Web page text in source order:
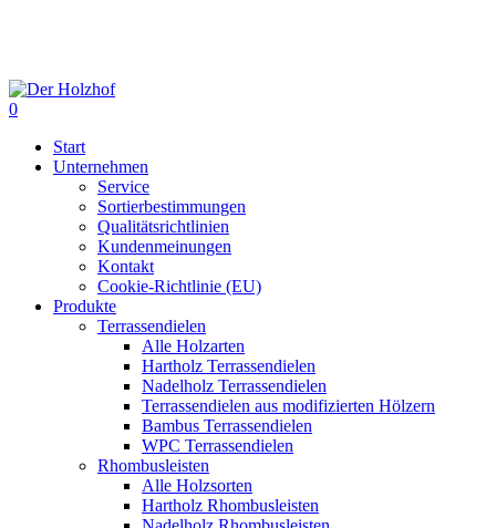
content
0
Start
Unternehmen
Service
Sortierbestimmungen
Qualitätsrichtlinien
Kundenmeinungen
Kontakt
Cookie-Richtlinie (EU)
Produkte
Terrassendielen
Alle Holzarten
Hartholz Terrassendielen
Nadelholz Terrassendielen
Terrassendielen aus modifizierten Hölzern
Bambus Terrassendielen
WPC Terrassendielen
Rhombusleisten
Alle Holzsorten
Hartholz Rhombusleisten